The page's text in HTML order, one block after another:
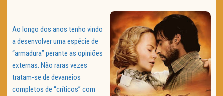
Política de Privacidade
Ao longo dos anos tenho vindo
a desenvolver uma espécie de
“armadura” perante as opiniões
externas. Não raras vezes
tratam-se de devaneios
completos de “críticos” com